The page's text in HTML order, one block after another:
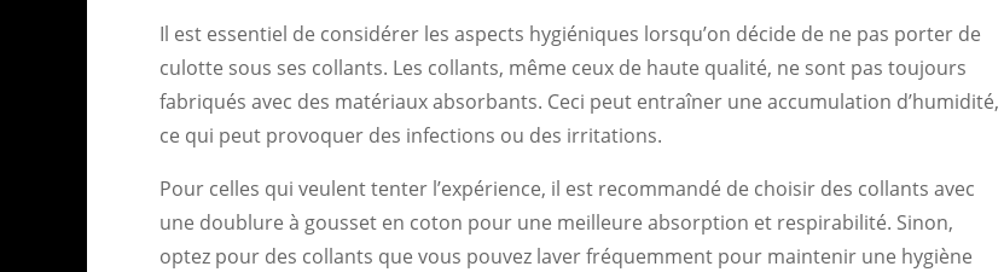
Il est essentiel de considérer les aspects hygiéniques lorsqu’on décide de ne pas porter de
culotte sous ses collants. Les collants, même ceux de haute qualité, ne sont pas toujours
fabriqués avec des matériaux absorbants. Ceci peut entraîner une accumulation d’humidité,
ce qui peut provoquer des infections ou des irritations.
Pour celles qui veulent tenter l’expérience, il est recommandé de choisir des collants avec
une doublure à gousset en coton pour une meilleure absorption et respirabilité. Sinon,
optez pour des collants que vous pouvez laver fréquemment pour maintenir une hygiène